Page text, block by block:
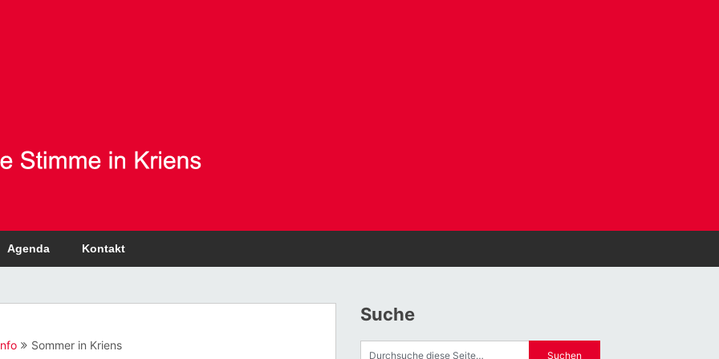
Agenda Kontakt
Sommer in Kriens
Suche